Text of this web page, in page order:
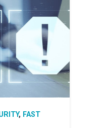
, FAST